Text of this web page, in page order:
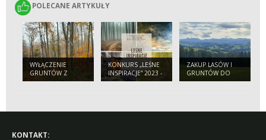
POLECANE ARTYKUŁY
POLECANE ARTYKUŁY
WYŁĄCZENIE
GRUNTÓW Z
PRODUKCJI LEŚNEJ
KONKURS „LEŚNE
INSPIRACJE” 2023 -
ZAPRASZAMY!
ZAKUP LASÓW I
GRUNTÓW DO
ZALESIEŃ
KONTAKT: